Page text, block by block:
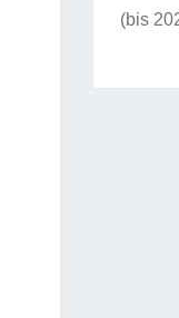
(bis